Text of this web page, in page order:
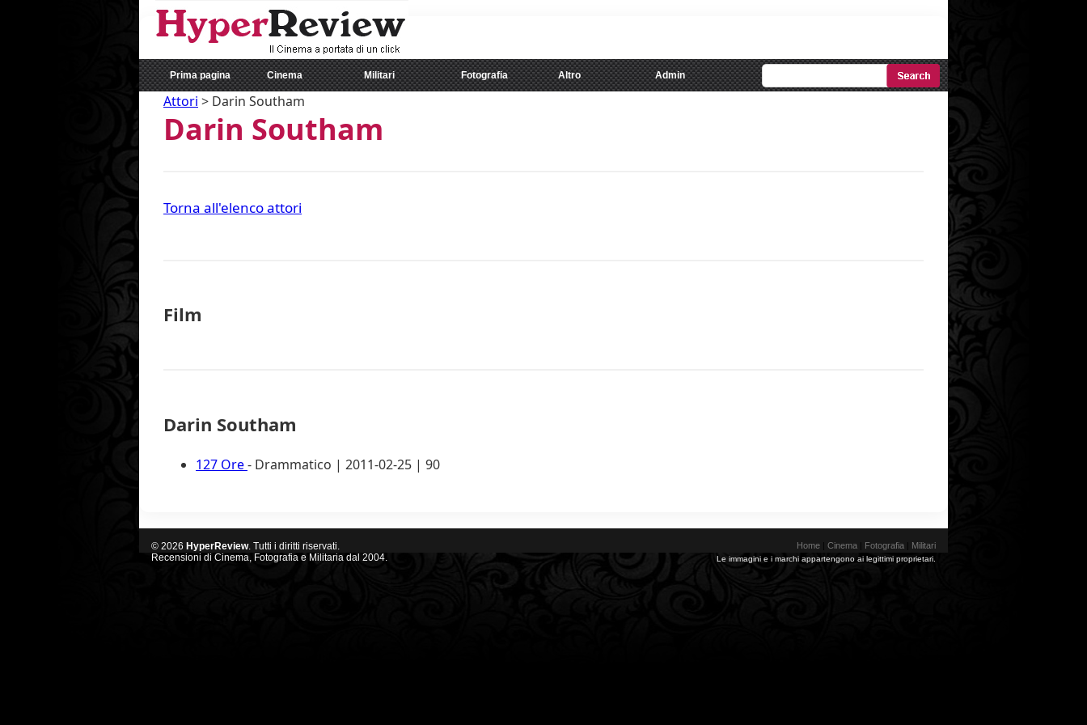
Prima pagina Cinema Militari Fotografia Altro Admin
Attori > Darin Southam
Darin Southam
Torna all'elenco attori
Film
Darin Southam
127 Ore- Drammatico | 2011-02-25 | 90
© 2026 HyperReview. Tutti i diritti riservati.
Recensioni di Cinema, Fotografia e Militaria dal 2004.
Home Cinema Fotografia Militari
Le immagini e i marchi appartengono ai legittimi proprietari.